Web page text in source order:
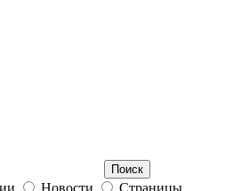
Новости
Страницы